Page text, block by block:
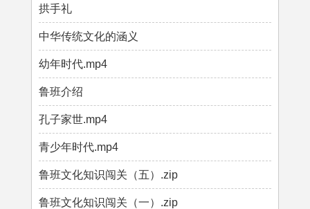
拱手礼
中华传统文化的涵义
幼年时代.mp4
鲁班介绍
孔子家世.mp4
青少年时代.mp4
鲁班文化知识闯关（五）.zip
鲁班文化知识闯关（一）.zip